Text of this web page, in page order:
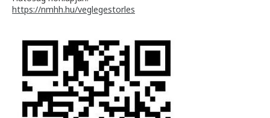
https://nmhh.hu/veglegestorles